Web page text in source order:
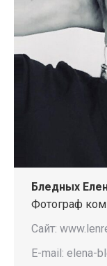
Бледных
Фотограф
Сайт:
E-mail: elena-